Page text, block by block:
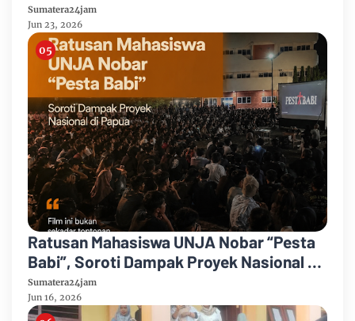
Sumatera24jam
Jun 23, 2026
Ratusan Mahasiswa UNJA Nobar “Pesta
Babi”, Soroti Dampak Proyek Nasional di
Papua
Sumatera24jam
Jun 16, 2026